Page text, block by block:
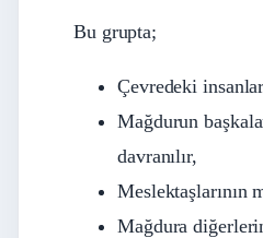
Bu grupta;
Çevredeki
Mağdurun
davranılır,
Meslektaşlarının
Mağdura